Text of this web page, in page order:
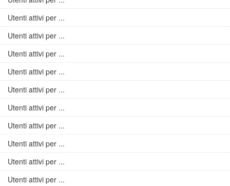
Utenti attivi per ...
Utenti attivi per ...
Utenti attivi per ...
Utenti attivi per ...
Utenti attivi per ...
Utenti attivi per ...
Utenti attivi per ...
Utenti attivi per ...
Utenti attivi per ...
Utenti attivi per ...